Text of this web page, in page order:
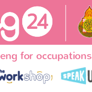
eng for occupations